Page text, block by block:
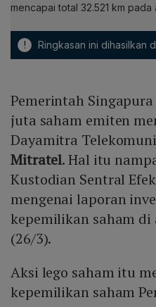
mencapai total 32.521 km pada
! Ringkasan ini dihasilkan
Pemerintah
juta saham emiten
Dayamitra
Mitratel. Hal itu
Kustodian Sentral
mengenai laporan
kepemilikan saham di
(26/3).
Aksi lego saham itu
kepemilikan saham